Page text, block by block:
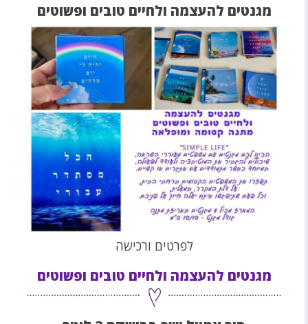
מגנטים להעצמה ולחיים טובים ופשוטים
לפרטים ורכישה
מגנטים להעצמה ולחיים טובים ופשוטים